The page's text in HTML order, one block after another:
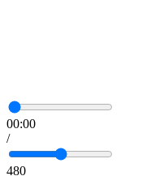
00:00
/
480